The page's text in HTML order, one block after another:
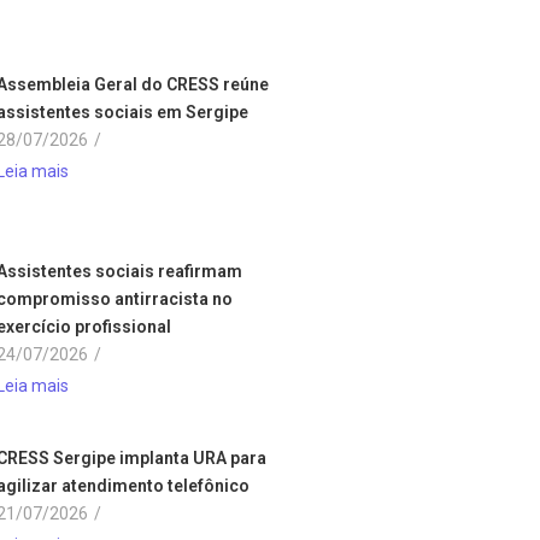
Geral do CRESS reúne
sociais em Sergipe
07/2026 /
Leia mais
sociais reafirmam
antirracista no
profissional
07/2026 /
Leia mais
Sergipe implanta URA para
atendimento telefônico
07/2026 /